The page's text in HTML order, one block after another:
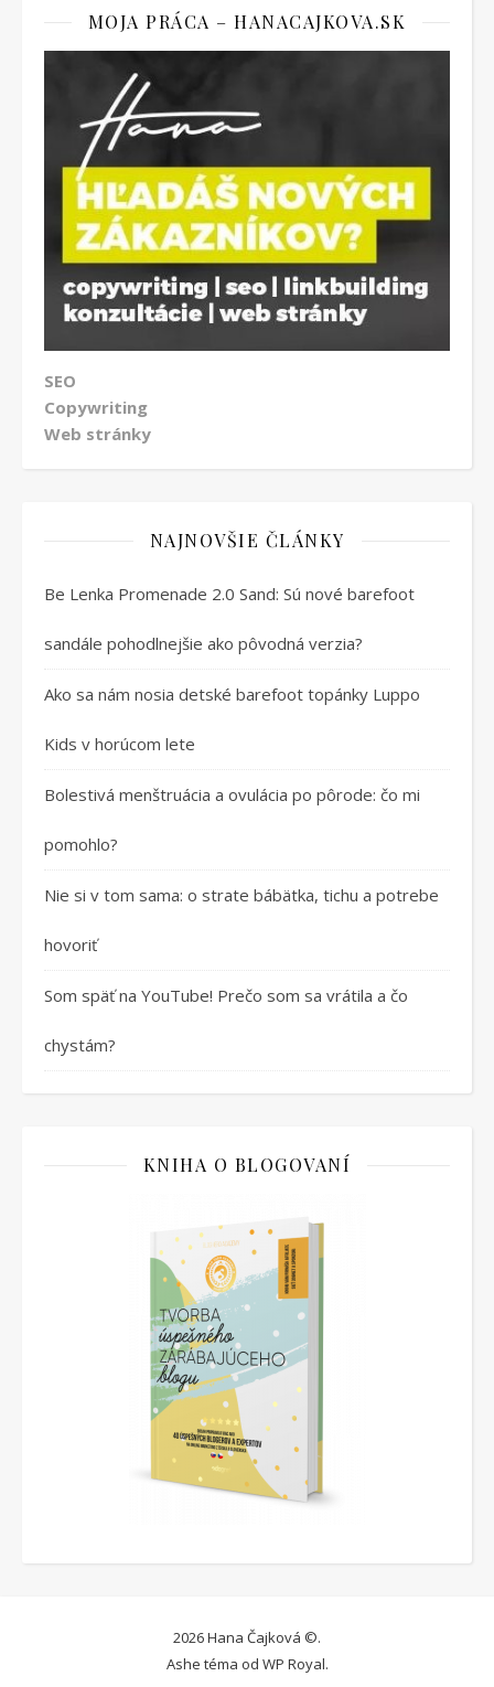
MOJA PRÁCA – HANACAJKOVA.SK
SEO
Copywriting
Web stránky
NAJNOVŠIE ČLÁNKY
Be Lenka Promenade 2.0 Sand: Sú nové barefoot
sandále pohodlnejšie ako pôvodná verzia?
Ako sa nám nosia detské barefoot topánky Luppo
Kids v horúcom lete
Bolestivá menštruácia a ovulácia po pôrode: čo mi
pomohlo?
Nie si v tom sama: o strate bábätka, tichu a potrebe
hovoriť
Som späť na YouTube! Prečo som sa vrátila a čo
chystám?
KNIHA O BLOGOVANÍ
2026 Hana Čajková ©.
Ashe téma od WP Royal.